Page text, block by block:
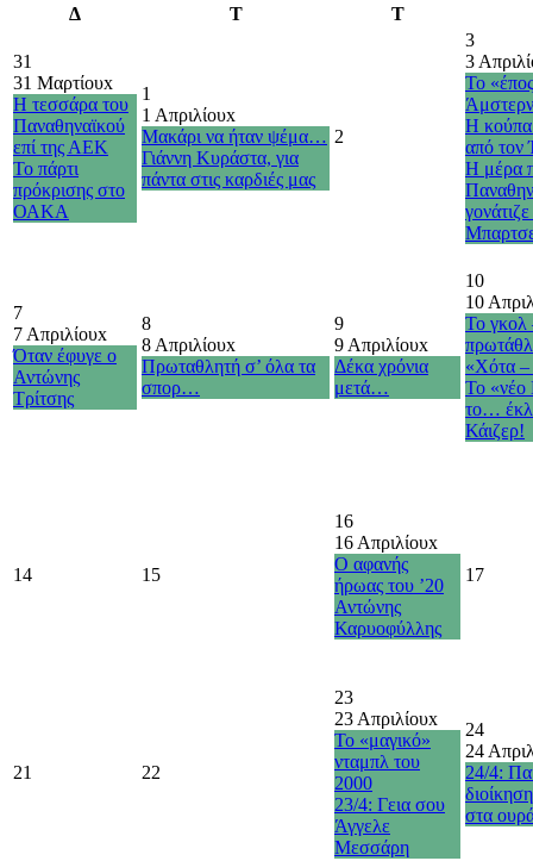
Δ Τ Τ
31
31 Μαρτίουx
Η τεσσάρα του
Παναθηναϊκού
επί της ΑΕΚ
Το πάρτι
πρόκρισης στο
ΟΑΚΑ
1
1 Απριλίουx
Μακάρι να ήταν ψέμα…
Γιάννη Κυράστα, για
πάντα στις καρδιές μας
2
3
3
Το
Η κούπα
από τον
Η μέρα
7
7 Απριλίουx
Όταν έφυγε ο
Αντώνης
Τρίτσης
8
8 Απριλίουx
Πρωταθλητή σ’ όλα τα
σπορ…
9
9 Απριλίουx
Δέκα χρόνια
μετά…
10
10
Το γκολ
«Χότα
Το «νέο
το…
Κάιζερ!
14 15
16
16 Απριλίουx
Ο αφανής
ήρωας του ’20
Αντώνης
Καρυοφύλλης
17
21 22
23
23 Απριλίουx
Το «μαγικό»
νταμπλ του
2000
23/4: Γεια σου
Άγγελε
Μεσσάρη
24
24
24/4:
στα